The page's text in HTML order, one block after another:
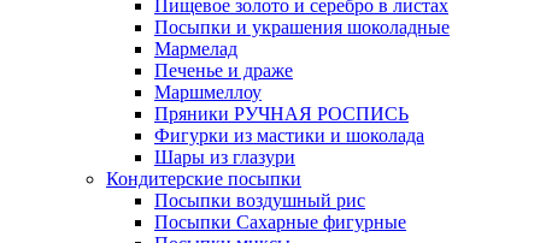
Пищевое золото и серебро в листах
Посыпки и украшения шоколадные
Мармелад
Печенье и драже
Маршмеллоу
Пряники РУЧНАЯ РОСПИСЬ
Фигурки из мастики и шоколада
Шары из глазури
Кондитерские посыпки
Посыпки воздушный рис
Посыпки Сахарные фигурные